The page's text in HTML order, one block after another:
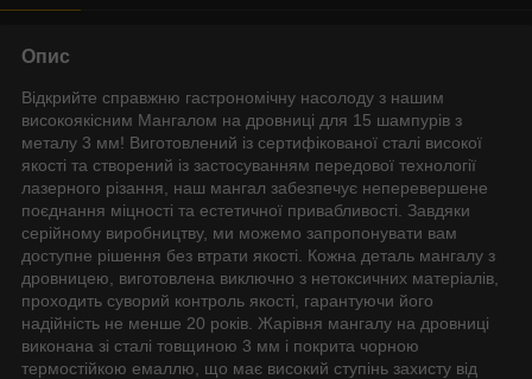
Опис
Відкрийте справжню гастрономічну насолоду з нашим
високоякісним Мангалом на дровниці для 15 шампурів з
металу 3 мм! Виготовлений із сертифікованої сталі високої
якості та створений із застосуванням передової технології
лазерного різання, наш мангал забезпечує неперевершене
поєднання міцності та естетичної привабливості. Завдяки
серійному виробництву, ми можемо запропонувати вам
доступне рішення без втрати якості. Кожна деталь мангалу з
дровницею, виготовлена виключно з нетоксичних матеріалів,
проходить суворий контроль якості, гарантуючи його
надійність не менше 20 років. Жарівня мангалу на дровниці
виконана зі сталі товщиною 3 мм і покрита чорною
термостійкою емаллю, що має високий ступінь захисту від